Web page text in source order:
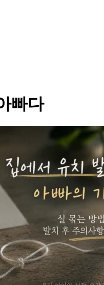
빠다